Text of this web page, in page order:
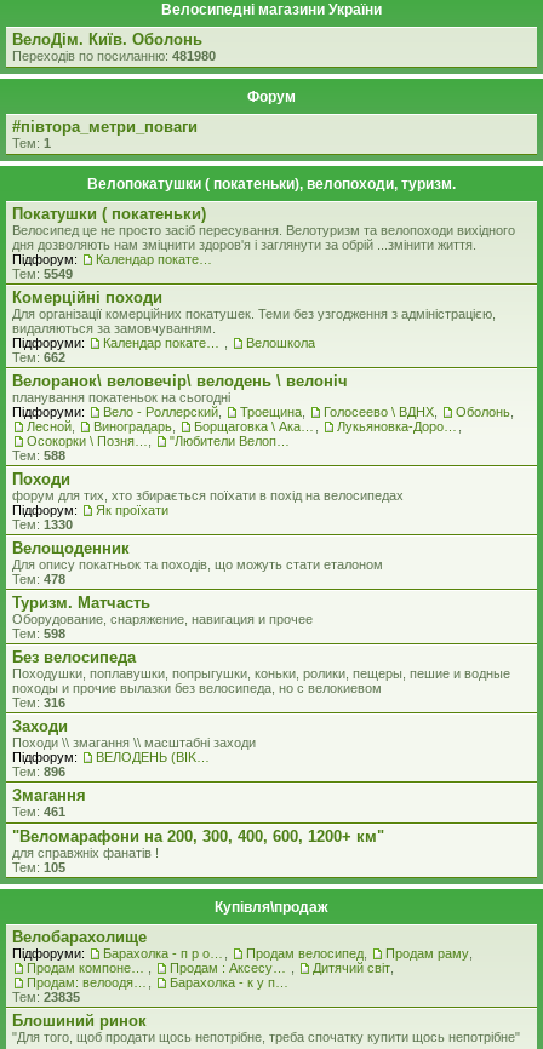
Велосипедні магазини України
ВелоДім. Київ. Оболонь
Переходів по посиланню: 481980
Форум
#‎пiвтора_метри_поваги‬
Тем: 1
Велопокатушки ( покатеньки), велопоходи, туризм.
Покатушки ( покатеньки)
Велосипед це не просто засіб пересування. Велотуризм та велопоходи вихідного
дня дозволяють нам зміцнити здоров'я і заглянути за обрій ...змінити життя.
Підфорум:
Тем: 5549
Комерцiйнi походи
Для організації комерційних покатушек. Теми без узгодження з адміністрацією,
видаляються за замовчуванням.
Підфоруми:
Велошкола
Тем: 662
Велоранок\ веловечір\ велодень \ велоніч
планування покатеньок на сьогодні
Підфоруми:
Вело - Роллерский Троещина Голосеево \ ВДНХ Оболонь
Лесной
Виноградарь
Тем: 588
Походи
форум для тих, хто збирається поїхати в похід на велосипедах
Підфорум:
Як проїхати
Тем: 1330
Велощоденник
Для опису покатньок та походів, що можуть стати еталоном
Тем: 478
Туризм. Матчасть
Оборудование, снаряжение, навигация и прочее
Тем: 598
Без велосипеда
Походушки, поплавушки, попрыгушки, коньки, ролики, пещеры, пешие и водные
походы и прочие вылазки без велосипеда, но с велокиевом
Тем: 316
Заходи
Походи \\ змагання \\ масштабні заходи
Підфорум:
Тем: 896
Змагання
Тем: 461
"Веломарафони на 200, 300, 400, 600, 1200+ км"
для справжнiх фанатiв !
Тем: 105
Купівля\продаж
Велобарахолище
Підфоруми: Продам велосипед Продам раму
Дитячий світ
Тем: 23835
Блошиний ринок
"Для того, щоб продати щось непотрібне, треба спочатку купити щось непотрібне"